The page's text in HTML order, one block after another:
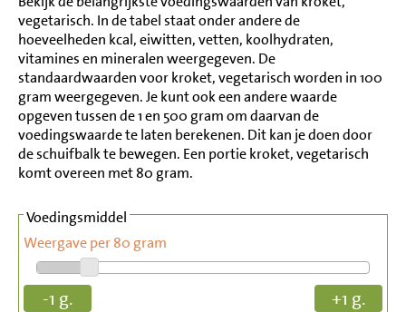
vegetarisch. In de tabel staat onder andere de
hoeveelheden kcal, eiwitten, vetten, koolhydraten,
vitamines en mineralen weergegeven. De
standaardwaarden voor kroket, vegetarisch worden in 100
gram weergegeven. Je kunt ook een andere waarde
opgeven tussen de 1 en 500 gram om daarvan de
voedingswaarde te laten berekenen. Dit kan je doen door
de schuifbalk te bewegen. Een portie kroket, vegetarisch
komt overeen met 80 gram.
Voedingsmiddel
Weergave per 80 gram
-1 g. +1 g.